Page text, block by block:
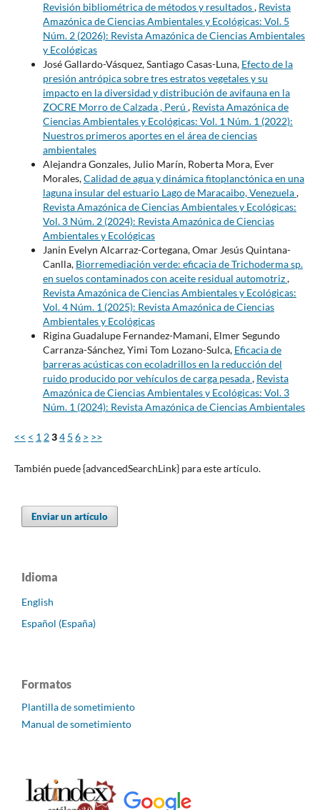
Revisión bibliométrica de métodos y resultados, Revista
Amazónica de Ciencias Ambientales y Ecológicas: Vol. 5
Núm. 2 (2026): Revista Amazónica de Ciencias Ambientales
y Ecológicas
José Gallardo-Vásquez, Santiago Casas-Luna, Efecto de la
presión antrópica sobre tres estratos vegetales y su
impacto en la diversidad y distribución de avifauna en la
ZOCRE Morro de Calzada , Perú , Revista Amazónica de
Ciencias Ambientales y Ecológicas: Vol. 1 Núm. 1 (2022):
Nuestros primeros aportes en el área de ciencias
ambientales
Alejandra Gonzales, Julio Marín, Roberta Mora, Ever
Morales,Calidad de agua y dinámica fitoplanctónica en una
laguna insular del estuario Lago de Maracaibo, Venezuela,
Revista Amazónica de Ciencias Ambientales y Ecológicas:
Vol. 3 Núm. 2 (2024): Revista Amazónica de Ciencias
Ambientales y Ecológicas
Janin Evelyn Alcarraz-Cortegana, Omar Jesús Quintana-
Canlla, Biorremediación verde: eficacia de Trichoderma sp.
en suelos contaminados con aceite residual automotriz,
Revista Amazónica de Ciencias Ambientales y Ecológicas:
Vol. 4 Núm. 1 (2025): Revista Amazónica de Ciencias
Ambientales y Ecológicas
Rigina Guadalupe Fernandez-Mamani, Elmer Segundo
Carranza-Sánchez, Yimi Tom Lozano-Sulca, Eficacia de
barreras acústicas con ecoladrillos en la reducción del
ruido producido por vehículos de carga pesada, Revista
Amazónica de Ciencias Ambientales y Ecológicas: Vol. 3
Núm. 1 (2024): Revista Amazónica de Ciencias Ambientales
<< < 1 234 5 6 > >>
También puede {advancedSearchLink} para este artículo.
Enviar un artículo
Idioma
English
Español (España)
Formatos
Plantilla de sometimiento
Manual de sometimiento